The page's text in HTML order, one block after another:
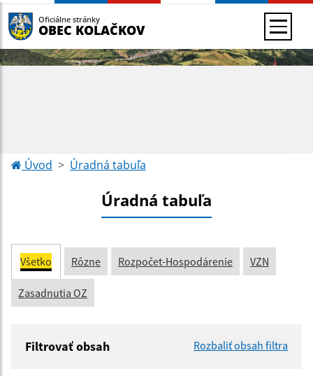
Oficiálne stránky
OBEC KOLAČKOV
Úvod Úradná tabuľa
Úradná tabuľa
Všetko Rôzne Rozpočet-Hospodárenie VZN
Zasadnutia OZ
Filtrovať obsah Rozbaliť obsah filtra